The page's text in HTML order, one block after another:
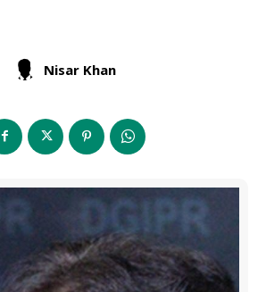
Nisar Khan